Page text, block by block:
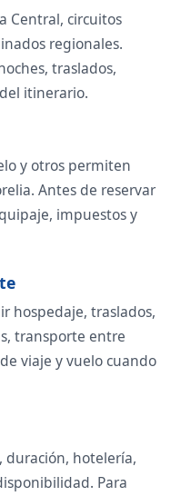
Central, circuitos
regionales.
traslados,
itinerario.
y otros permiten
Antes de reservar
impuestos y
hospedaje, traslados,
transporte entre
viaje y vuelo cuando
duración, hotelería,
Para